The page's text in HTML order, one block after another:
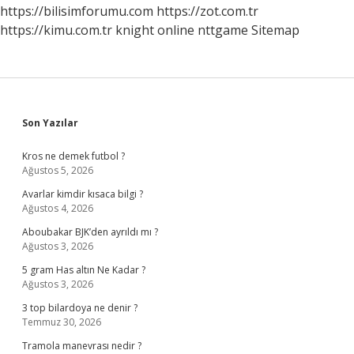
https://bilisimforumu.com https://zot.com.tr
https://kimu.com.tr knight online nttgame Sitemap
Sidebar
Son Yazılar
Kros ne demek futbol ?
Ağustos 5, 2026
Avarlar kimdir kısaca bilgi ?
Ağustos 4, 2026
Aboubakar BJK’den ayrıldı mı ?
Ağustos 3, 2026
5 gram Has altın Ne Kadar ?
Ağustos 3, 2026
3 top bilardoya ne denir ?
Temmuz 30, 2026
Tramola manevrası nedir ?